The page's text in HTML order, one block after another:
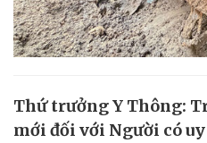
Thứ trưởng Y Thông:
mới đối với Người có